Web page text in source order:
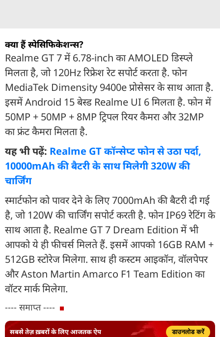
क्या हैं स्पेसिफिकेशन्स?
Realme GT 7 में 6.78-inch का AMOLED डिस्प्ले
मिलता है, जो 120Hz रिफ्रेश रेट सपोर्ट करता है. फोन
MediaTek Dimensity 9400e प्रोसेसर के साथ आता है.
इसमें Android 15 बेस्ड Realme UI 6 मिलता है. फोन में
50MP + 50MP + 8MP ट्रिपल रियर कैमरा और 32MP
का फ्रंट कैमरा मिलता है.
यह भी पढ़ें: Realme GT कॉन्सेप्ट फोन से उठा पर्दा,
10000mAh की बैटरी के साथ मिलेगी 320W की
चार्जिंग
स्मार्टफोन को पावर देने के लिए 7000mAh की बैटरी दी गई
है, जो 120W की चार्जिंग सपोर्ट करती है. फोन IP69 रेटिंग के
साथ आता है. Realme GT 7 Dream Edition में भी
आपको ये ही फीचर्स मिलते हैं. इसमें आपको 16GB RAM +
512GB स्टोरेज मिलेगा. साथ ही कस्टम आइकॉन, वॉलपेपर
और Aston Martin Amarco F1 Team Edition का
वॉटर मार्क मिलेगा.
---- समाप्त ----
सबसे तेज़ ख़बरों के लिए आजतक ऐप डाउनलोड करें